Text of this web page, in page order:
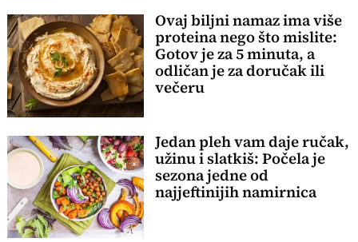
Ovaj biljni namaz ima više
proteina nego što mislite:
Gotov je za 5 minuta, a
odličan je za doručak ili
večeru
Jedan pleh vam daje ručak,
užinu i slatkiš: Počela je
sezona jedne od
najjeftinijih namirnica